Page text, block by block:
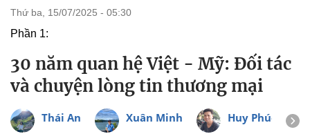
thứ ba, 15/07/2025 - 05:30
Phần 1:
30 năm quan hệ Việt - Mỹ: Đối tác
và chuyện lòng tin thương mại
Thái An Xuân Minh Huy Phúc